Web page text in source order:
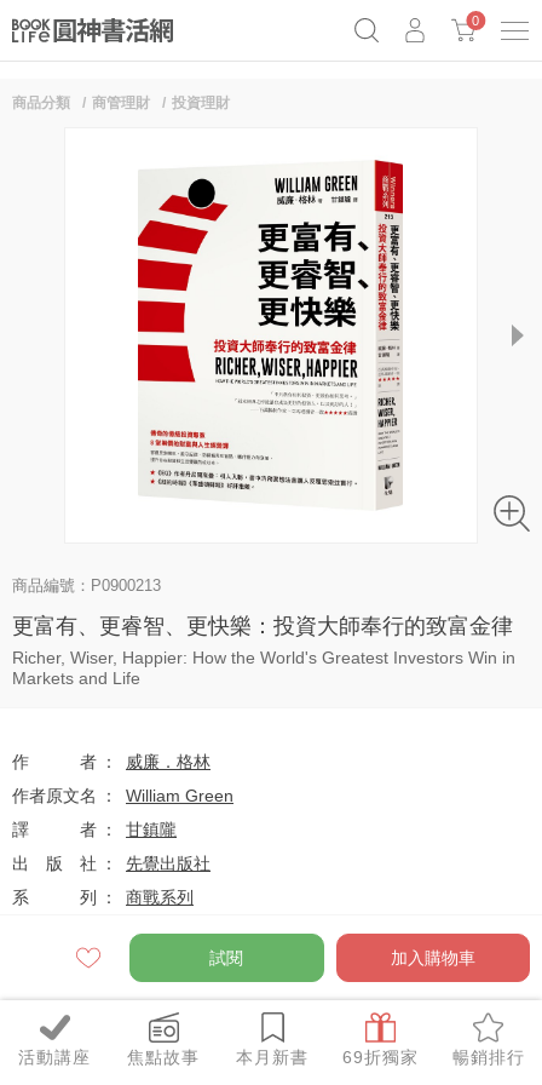
0
活動講座 焦點故事 本月新書 69折獨家 暢銷排行
商品分類 商管理財 投資理財
next
商品編號：P0900213
更富有、更睿智、更快樂：投資大師奉行的致富金律
Richer, Wiser, Happier: How the World's Greatest Investors Win in
Markets and Life
作者
威廉．格林
作者原文名
William Green
譯者
甘鎮隴
出版社
先覺出版社
系列
商戰系列
2021-08-01
定價 $460
優惠價 79折 $363 元
試閱 加入購物車